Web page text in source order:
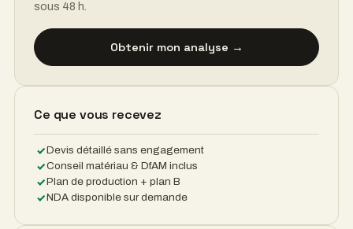
sous 48 h.
Obtenir mon analyse →
Ce que vous recevez
Devis détaillé sans engagement
Conseil matériau & DfAM inclus
Plan de production + plan B
NDA disponible sur demande